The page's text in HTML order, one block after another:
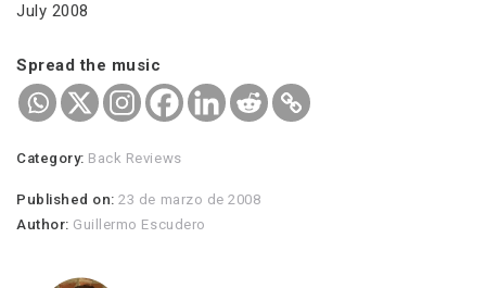
July 2008
Spread the music
Category: Back Reviews
Published on:23 de marzo de 2008
Author: Guillermo Escudero